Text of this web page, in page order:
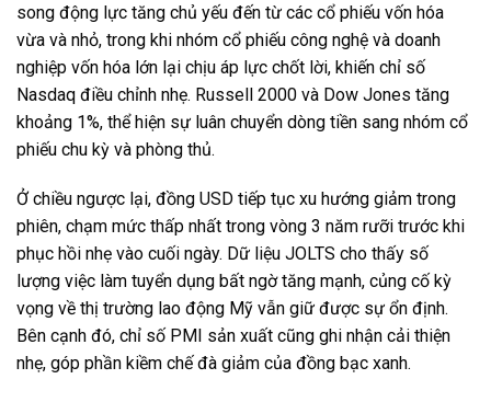
song động lực tăng chủ yếu đến từ các cổ phiếu vốn hóa
vừa và nhỏ, trong khi nhóm cổ phiếu công nghệ và doanh
nghiệp vốn hóa lớn lại chịu áp lực chốt lời, khiến chỉ số
Nasdaq điều chỉnh nhẹ. Russell 2000 và Dow Jones tăng
khoảng 1%, thể hiện sự luân chuyển dòng tiền sang nhóm cổ
phiếu chu kỳ và phòng thủ.
Ở chiều ngược lại, đồng USD tiếp tục xu hướng giảm trong
phiên, chạm mức thấp nhất trong vòng 3 năm rưỡi trước khi
phục hồi nhẹ vào cuối ngày. Dữ liệu JOLTS cho thấy số
lượng việc làm tuyển dụng bất ngờ tăng mạnh, củng cố kỳ
vọng về thị trường lao động Mỹ vẫn giữ được sự ổn định.
Bên cạnh đó, chỉ số PMI sản xuất cũng ghi nhận cải thiện
nhẹ, góp phần kiềm chế đà giảm của đồng bạc xanh.